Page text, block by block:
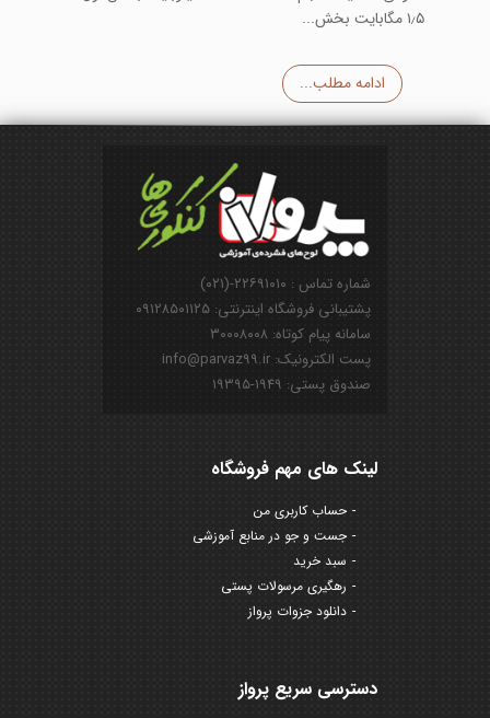
۱٫۵ مگابایت بخش...
ادامه مطلب...
شماره تماس : ۲۲۶۹۱۰۱۰-(۰۲۱)
پشتیبانی فروشگاه اینترنتی: ۰۹۱۲۸۵۰۱۱۲۵
سامانه پیام کوتاه: ۳۰۰۰۸۰۰۸
پست الکترونیک: info@parvaz99.ir
صندوق پستی: ۱۹۴۹-۱۹۳۹۵
لینک های مهم فروشگاه
حساب کاربری من
جست و جو در منابع آموزشی
سبد خرید
رهگیری مرسولات پستی
دانلود جزوات پرواز
دسترسی سریع پرواز